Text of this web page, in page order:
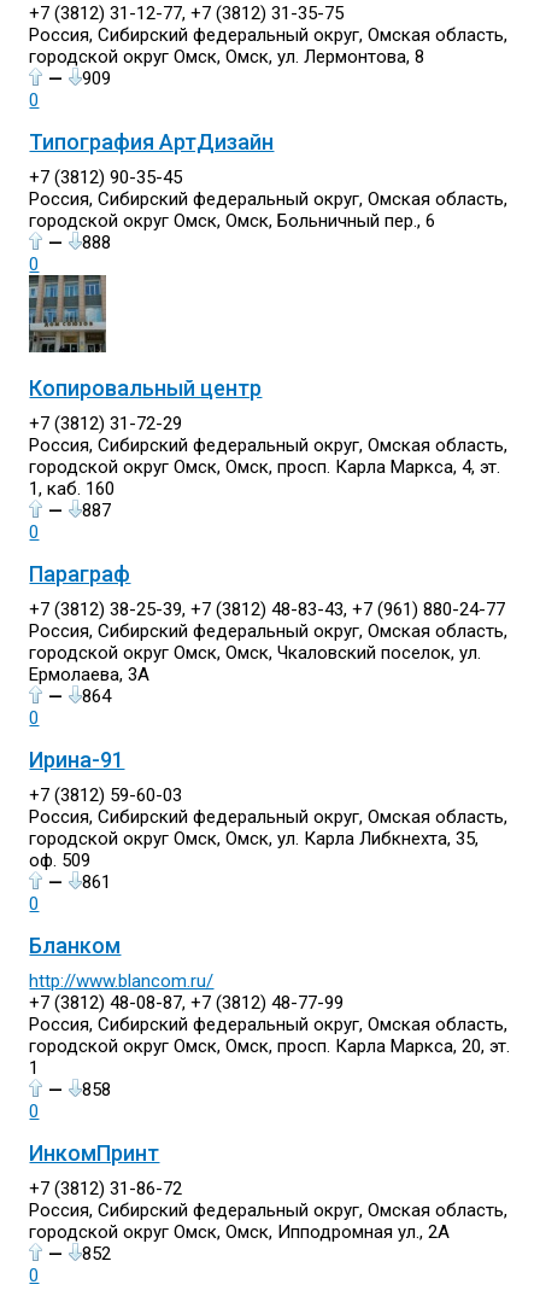
+7 (3812) 31-12-77, +7 (3812) 31-35-75
Россия, Сибирский федеральный округ, Омская область,
городской округ Омск, Омск, ул. Лермонтова, 8
—
909
0
Типография АртДизайн
+7 (3812) 90-35-45
Россия, Сибирский федеральный округ, Омская область,
городской округ Омск, Омск, Больничный пер., 6
—
888
0
Копировальный центр
+7 (3812) 31-72-29
Россия, Сибирский федеральный округ, Омская область,
городской округ Омск, Омск, просп. Карла Маркса, 4, эт.
1, каб. 160
—
887
0
Параграф
+7 (3812) 38-25-39, +7 (3812) 48-83-43, +7 (961) 880-24-77
Россия, Сибирский федеральный округ, Омская область,
городской округ Омск, Омск, Чкаловский поселок, ул.
Ермолаева, 3А
—
864
0
Ирина-91
+7 (3812) 59-60-03
Россия, Сибирский федеральный округ, Омская область,
городской округ Омск, Омск, ул. Карла Либкнехта, 35,
оф. 509
—
861
0
Бланком
http://www.blancom.ru/
+7 (3812) 48-08-87, +7 (3812) 48-77-99
Россия, Сибирский федеральный округ, Омская область,
городской округ Омск, Омск, просп. Карла Маркса, 20, эт.
1
—
858
0
ИнкомПринт
+7 (3812) 31-86-72
Россия, Сибирский федеральный округ, Омская область,
городской округ Омск, Омск, Ипподромная ул., 2А
—
852
0